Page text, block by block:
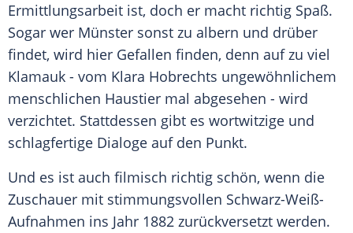
Ermittlungsarbeit ist, doch er macht richtig Spaß.
Sogar wer Münster sonst zu albern und drüber
findet, wird hier Gefallen finden, denn auf zu viel
Klamauk - vom Klara Hobrechts ungewöhnlichem
menschlichen Haustier mal abgesehen - wird
verzichtet. Stattdessen gibt es wortwitzige und
schlagfertige Dialoge auf den Punkt.
Und es ist auch filmisch richtig schön, wenn die
Zuschauer mit stimmungsvollen Schwarz-Weiß-
Aufnahmen ins Jahr 1882 zurückversetzt werden.